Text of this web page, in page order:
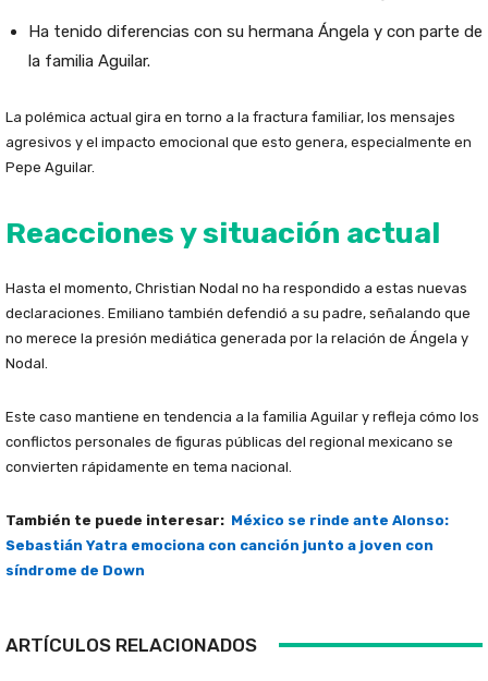
Ha tenido diferencias con su hermana Ángela y con parte de
la familia Aguilar.
La polémica actual gira en torno a la fractura familiar, los mensajes
agresivos y el impacto emocional que esto genera, especialmente en
Pepe Aguilar.
Reacciones y situación actual
Hasta el momento, Christian Nodal no ha respondido a estas nuevas
declaraciones. Emiliano también defendió a su padre, señalando que
no merece la presión mediática generada por la relación de Ángela y
Nodal.
Este caso mantiene en tendencia a la familia Aguilar y refleja cómo los
conflictos personales de figuras públicas del regional mexicano se
convierten rápidamente en tema nacional.
También te puede interesar: México se rinde ante Alonso:
Sebastián Yatra emociona con canción junto a joven con
síndrome de Down
ARTÍCULOS RELACIONADOS